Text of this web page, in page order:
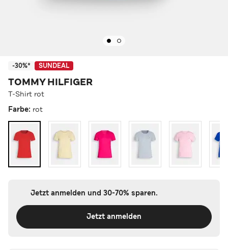
-30%* SUNDEAL
TOMMY HILFIGER
T-Shirt rot
Farbe: rot
Jetzt anmelden und 30-70% sparen.
Jetzt anmelden